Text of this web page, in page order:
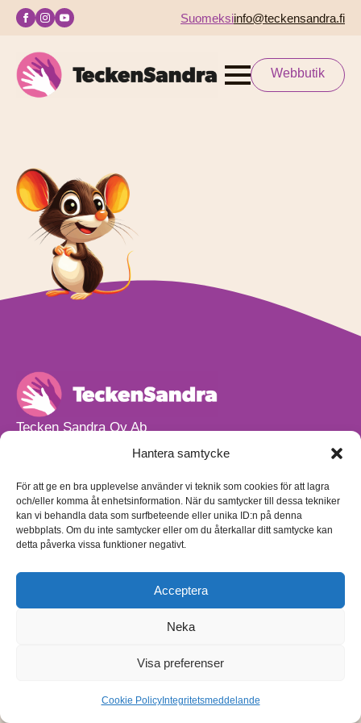
Hantera samtycke
För att ge en bra upplevelse använder vi teknik som cookies för att lagra
och/eller komma åt enhetsinformation. När du samtycker till dessa tekniker
kan vi behandla data som surfbeteende eller unika ID:n på denna
webbplats. Om du inte samtycker eller om du återkallar ditt samtycke kan
detta påverka vissa funktioner negativt.
Acceptera
Neka
Visa preferenser
Cookie PolicyIntegritetsmeddelande
Suomeksiinfo@teckensandra.fi
Webbutik
Tecken Sandra Oy Ab
info@teckensandra.fi
Vårt verksamhetsutrymme HÖRNAN ligger i Sibbo.
Torpvägen 9 B 13,
01150 Söderkulla
Beställnings- och leveransvillkor
Sekretesspolicy
(på finska)